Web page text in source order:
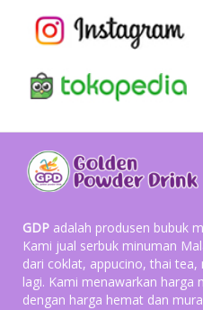
GDP adalah produsen bubuk
Kami jual serbuk minuman
dari coklat, appucino, thai
lagi. Kami menawarkan harga
dengan harga hemat dan